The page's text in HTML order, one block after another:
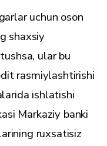
uchun oson
shaxsiy
ular bu
rasmiylashtirishi
ishlatishi
Markaziy banki
ruxsatisiz